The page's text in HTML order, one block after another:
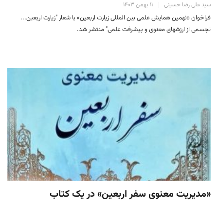
سید علی رضا حسینی ۱۱ بهمن ۱۴۰۳
فراخوان «نهمین همایش علمی بین المللی زیارت اربعین» با شعار "زیارت اربعین...
تجسمی از ارزشهای معنوی و پیشرفت علمی" منتشر شد.
«مدیریت معنوی سفر اربعین» در یک کتاب